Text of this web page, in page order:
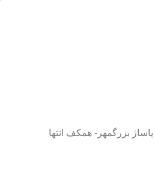
بزرگمهر- همکف انتها